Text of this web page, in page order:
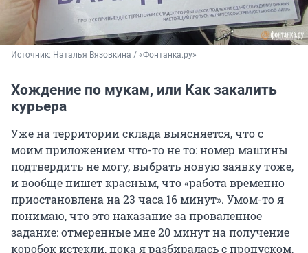
Источник: Наталья Вязовкина / «Фонтанка.ру»
Хождение по мукам, или Как закалить
курьера
Уже на территории склада выясняется, что с
моим приложением что-то не то: номер машины
подтвердить не могу, выбрать новую заявку тоже,
и вообще пишет красным, что «работа временно
приостановлена на 23 часа 16 минут». Умом-то я
понимаю, что это наказание за проваленное
задание: отмеренные мне 20 минут на получение
коробок истекли, пока я разбиралась с пропуском,